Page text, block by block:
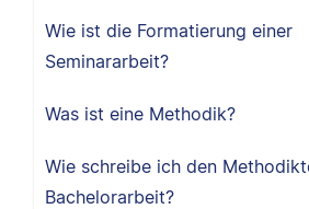
Wie ist die Formatierung einer
Seminararbeit?
Was ist eine Methodik?
Wie schreibe ich den
Bachelorarbeit?